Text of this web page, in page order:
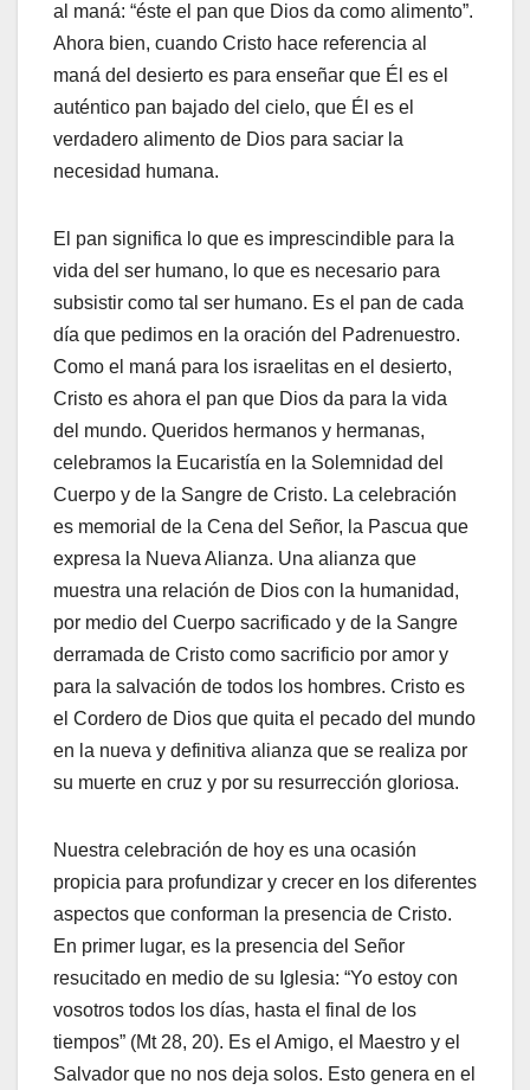
al maná: “éste el pan que Dios da como alimento”.
Ahora bien, cuando Cristo hace referencia al
maná del desierto es para enseñar que Él es el
auténtico pan bajado del cielo, que Él es el
verdadero alimento de Dios para saciar la
necesidad humana.
El pan significa lo que es imprescindible para la
vida del ser humano, lo que es necesario para
subsistir como tal ser humano. Es el pan de cada
día que pedimos en la oración del Padrenuestro.
Como el maná para los israelitas en el desierto,
Cristo es ahora el pan que Dios da para la vida
del mundo. Queridos hermanos y hermanas,
celebramos la Eucaristía en la Solemnidad del
Cuerpo y de la Sangre de Cristo. La celebración
es memorial de la Cena del Señor, la Pascua que
expresa la Nueva Alianza. Una alianza que
muestra una relación de Dios con la humanidad,
por medio del Cuerpo sacrificado y de la Sangre
derramada de Cristo como sacrificio por amor y
para la salvación de todos los hombres. Cristo es
el Cordero de Dios que quita el pecado del mundo
en la nueva y definitiva alianza que se realiza por
su muerte en cruz y por su resurrección gloriosa.
Nuestra celebración de hoy es una ocasión
propicia para profundizar y crecer en los diferentes
aspectos que conforman la presencia de Cristo.
En primer lugar, es la presencia del Señor
resucitado en medio de su Iglesia: “Yo estoy con
vosotros todos los días, hasta el final de los
tiempos” (Mt 28, 20). Es el Amigo, el Maestro y el
Salvador que no nos deja solos. Esto genera en el